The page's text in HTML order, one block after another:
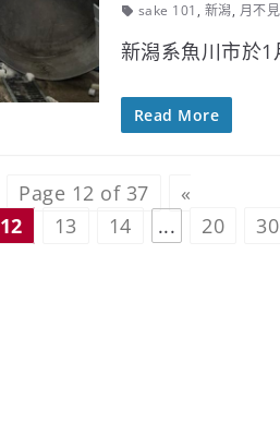
sake 101 , 新潟, 月不
新潟系魚川市於
Read More
Page 12 of 37
«
12 13 14 ... 20 30